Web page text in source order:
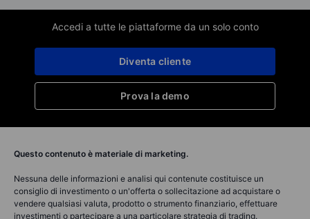
Accedi a tutte le piattaforme da un solo conto
Prova la demo
Diventa cliente
Questo contenuto è materiale di marketing.
Nessuna delle informazioni e analisi qui contenute costituisce un
consiglio di investimento o un'offerta o sollecitazione ad acquistare o
vendere qualsiasi valuta, prodotto o strumento finanziario, effettuare
investimenti o partecipare a una particolare strategia di trading.